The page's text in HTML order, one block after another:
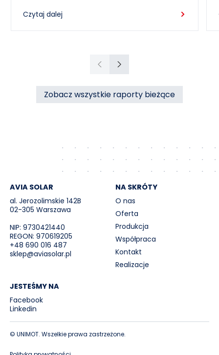
wieloletniej umowy sprzedaży ciepła z
Przedsiębiorstwem Inżynierii Miejskiej sp. z
Dziedzicach („PIM”), dotyczącej sprzedaży
ciepła do miasta Czechowice-Dziedzice
Czytaj dalej
PoprzedniNastępny
Zobacz wszystkie raporty bieżące
AVIA SOLAR
al. Jerozolimskie 142B
02-305 Warszawa
NIP: 9730421440
REGON: 970619205
+48 690 016 487
sklep@aviasolar.pl
NA SKRÓTY
O nas
Oferta
Produkcja
Współpraca
Kontakt
Realizacje
JESTEŚMY NA
Facebook
Linkedin
© UNIMOT. Wszelkie prawa zastrzeżone.